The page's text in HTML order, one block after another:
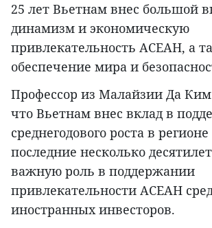
25 лет Вьетнам внес большой
динамизм и экономическую
привлекательность АСЕАН, а
обеспечение мира и
Профессор из Малайзии Да Ким
что Вьетнам внес вклад в
среднегодового роста в
последние несколько
важную роль в поддержании
привлекательности АСЕАН
иностранных инвесторов.